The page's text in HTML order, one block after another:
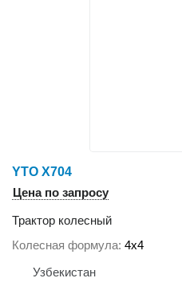
YTO X704
Цена по запросу
Трактор колесный
Колесная формула 4x4
Узбекистан